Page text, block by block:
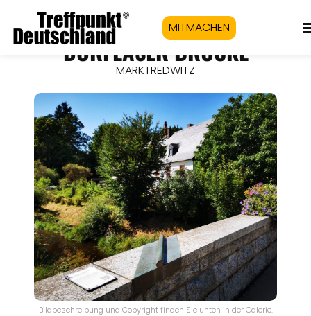
MITMACHEN
DÖRFLASER BRÜCKE
MARKTREDWITZ
Bildbeschreibung und Copyright finden Sie unten in der Galerie.